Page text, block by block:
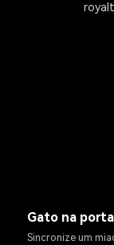
Gato na porta
Sincronize um